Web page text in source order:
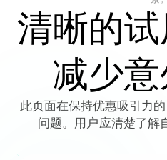
清晰的试
减少
此页面在保持优惠吸引力
问题。用户应清楚了解